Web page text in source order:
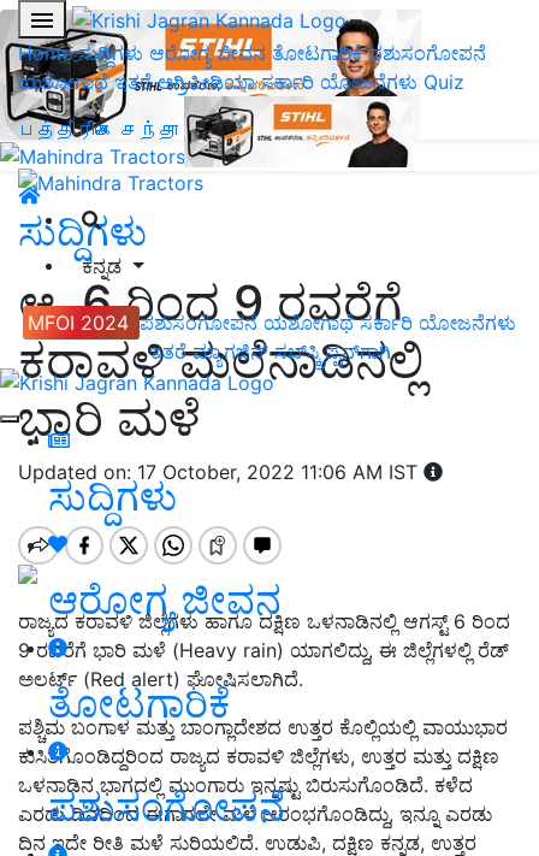
Home ಸುದ್ದಿಗಳು ಆರೋಗ್ಯ ಜೀವನ ತೋಟಗಾರಿಕೆಪಶುಸಂಗೋಪನೆ
ಯಶೋಗಾಥೆ ಇತರೆ ಅಗ್ರಿಪೀಡಿಯಾ ಸರ್ಕಾರಿ ಯೋಜನೆಗಳು Quiz
பத்திரிகை சந்தா
ಕನ್ನಡ
MFOI 2024 ಪಶುಸಂಗೋಪನೆ ಯಶೋಗಾಥೆ ಸರ್ಕಾರಿ ಯೋಜನೆಗಳು
ಇತರೆ ಮ್ಯಾಗಜಿನ್‌ ಸಬ್‌ಸ್ಕ್ರಿಪ್ಷನ್‌ಗಾಗಿ
ಸುದ್ದಿಗಳು
ಆರೋಗ್ಯ ಜೀವನ
ತೋಟಗಾರಿಕೆ
ಪಶುಸಂಗೋಪನೆ
ಸುದ್ದಿಗಳು
ಆ. 6 ರಿಂದ 9 ರವರೆಗೆ
ಕರಾವಳಿ ಮಲೆನಾಡಿನಲ್ಲಿ
ಭಾರಿ ಮಳೆ
Updated on: 17 October, 2022 11:06 AM IST
ರಾಜ್ಯದ ಕರಾವಳಿ ಜಿಲ್ಲೆಗಳು ಹಾಗೂ ದಕ್ಷಿಣ ಒಳನಾಡಿನಲ್ಲಿ ಆಗಸ್ಟ್ 6 ರಿಂದ
9 ರವರೆಗೆ ಭಾರಿ ಮಳೆ (Heavy rain) ಯಾಗಲಿದ್ದು, ಈ ಜಿಲ್ಲೆಗಳಲ್ಲಿ ರೆಡ್
ಅಲರ್ಟ್ (Red alert) ಘೋಷಿಸಲಾಗಿದೆ.
ಪಶ್ಚಿಮ ಬಂಗಾಳ ಮತ್ತು ಬಾಂಗ್ಲಾದೇಶದ ಉತ್ತರ ಕೊಲ್ಲಿಯಲ್ಲಿ ವಾಯುಭಾರ
ಕುಸಿತಗೊಂಡಿದ್ದರಿಂದ ರಾಜ್ಯದ ಕರಾವಳಿ ಜಿಲ್ಲೆಗಳು, ಉತ್ತರ ಮತ್ತು ದಕ್ಷಿಣ
ಒಳನಾಡಿನ ಭಾಗದಲ್ಲಿ ಮುಂಗಾರು ಇನ್ನಷ್ಟು ಬಿರುಸುಗೊಂಡಿದೆ. ಕಳೆದ
ಎರಡು ದಿನದಿಂದ ಈಗಾಗಲೇ ಮಳೆ ಆರಂಭಗೊಂಡಿದ್ದು, ಇನ್ನೂ ಎರಡು
ದಿನ ಇದೇ ರೀತಿ ಮಳೆ ಸುರಿಯಲಿದೆ. ಉಡುಪಿ, ದಕ್ಷಿಣ ಕನ್ನಡ, ಉತ್ತರ